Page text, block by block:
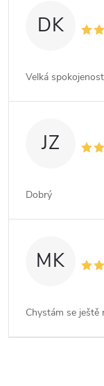
DK
Velká spokojenost
JZ
Dobrý
MK
Chystám se ještě